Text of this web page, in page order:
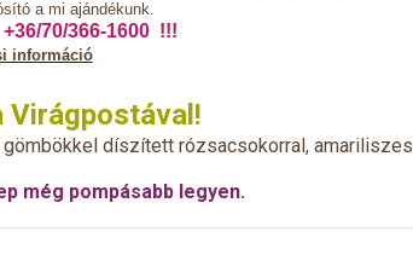
a mi ajándékunk.
70/366-1600 !!!
információ
Virágpostával!
díszített rózsacsokorral, amariliszes
még pompásabb legyen.